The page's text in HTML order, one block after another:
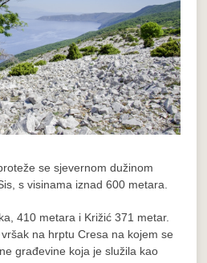
se sjevernom dužinom
s visinama iznad 600 metara.
410 metara i Križić 371 metar.
na hrptu Cresa na kojem se
građevine koja je služila kao